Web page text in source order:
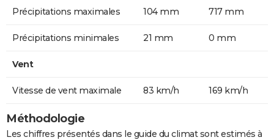
Précipitations maximales 104 mm 717 mm
Précipitations minimales 21 mm 0 mm
Vent
Vitesse de vent maximale 83 km/h 169 km/h
Méthodologie
Les chiffres présentés dans le guide du climat sont estimés à